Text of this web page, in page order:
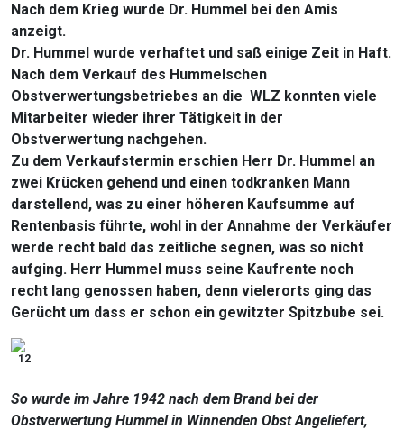
Nach dem Krieg wurde Dr. Hummel bei den Amis
anzeigt.
Dr. Hummel wurde verhaftet und saß einige Zeit in Haft.
Nach dem Verkauf des Hummelschen
Obstverwertungsbetriebes an die WLZ konnten viele
Mitarbeiter wieder ihrer Tätigkeit in der
Obstverwertung nachgehen.
Zu dem Verkaufstermin erschien Herr Dr. Hummel an
zwei Krücken gehend und einen todkranken Mann
darstellend, was zu einer höheren Kaufsumme auf
Rentenbasis führte, wohl in der Annahme der Verkäufer
werde recht bald das zeitliche segnen, was so nicht
aufging. Herr Hummel muss seine Kaufrente noch
recht lang genossen haben, denn vielerorts ging das
Gerücht um dass er schon ein gewitzter Spitzbube sei.
12
So wurde im Jahre 1942 nach dem Brand bei der
Obstverwertung Hummel in Winnenden Obst Angeliefert,